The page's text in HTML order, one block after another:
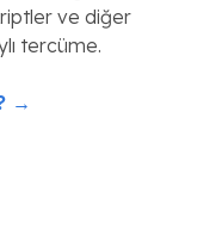
ve diğer
tercüme.
→